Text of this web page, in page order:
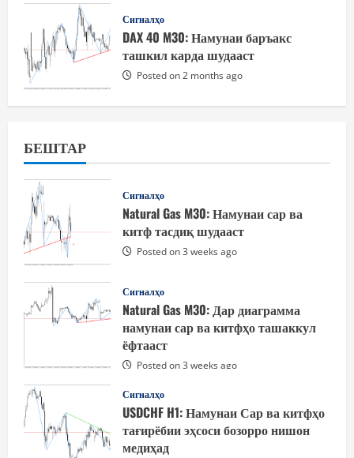
Сигналҳо
DAX 40 M30: Намунаи баръакс
ташкил карда шудааст
Posted on 2 months ago
БЕШТАР
Сигналҳо
Natural Gas M30: Намунаи сар ва
китф тасдиқ шудааст
Posted on 3 weeks ago
Сигналҳо
Natural Gas M30: Дар диаграмма
намунаи сар ва китфҳо ташаккул
ёфтааст
Posted on 3 weeks ago
Сигналҳо
USDCHF H1: Намунаи Сар ва китфҳо
тағирёбии эҳсоси бозорро нишон
медиҳад